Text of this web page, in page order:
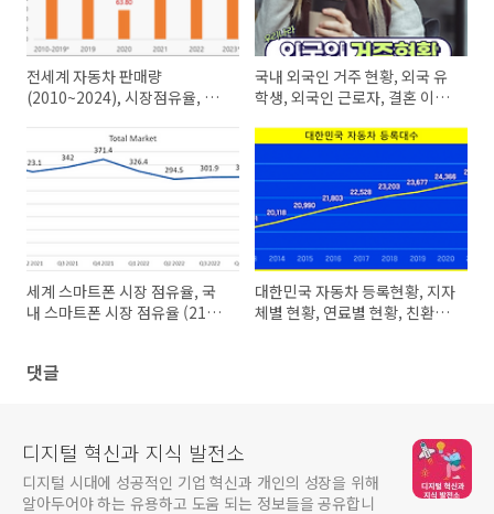
전세계 자동차 판매량
(2010~2024), 시장점유율, 미
드 브랜드가치 Global Car
Sales, Car Brand Value
(2024년 11월 업데이트)
국내 외국인 거주 현황, 외국 유
학생, 외국인 근로자, 결혼 이민
세계 스마트폰 시장 점유율, 국
내 스마트폰 시장 점유율 (21년
대한민국 자동차 등록현황, 지자
체별 현황, 연료별 현황, 친환경
댓글
디지털 혁신과 지식 발전소
디지털 시대에 성공적인 기업 혁신과 개인의 성장을 위해
알아두어야 하는 유용하고 도움 되는 정보들을 공유합니